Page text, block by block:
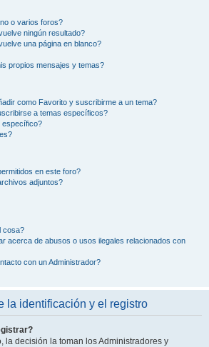
o varios foros?
ningún resultado?
una página en blanco?
propios mensajes y temas?
como Favorito y suscribirme a un tema?
a temas específicos?
específico?
en este foro?
adjuntos?
cosa?
acerca de abusos o usos ilegales relacionados con
con un Administrador?
la identificación y el registro
la decisión la toman los Administradores y